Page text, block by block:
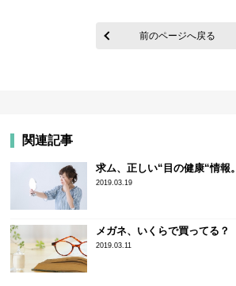
前のページへ戻る
関連記事
求ム、正しい“目の健康“情報。
2019.03.19
メガネ、いくらで買ってる？
2019.03.11